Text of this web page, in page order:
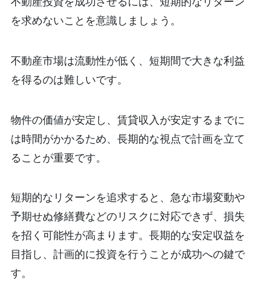
を求めないことを意識しましょう。
不動産市場は流動性が低く、短期間で大きな利益
を得るのは難しいです。
物件の価値が安定し、賃貸収入が安定するまでに
は時間がかかるため、長期的な視点で計画を立て
ることが重要です。
短期的なリターンを追求すると、急な市場変動や
予期せぬ修繕費などのリスクに対応できず、損失
を招く可能性が高まります。長期的な安定収益を
目指し、計画的に投資を行うことが成功への鍵で
す。